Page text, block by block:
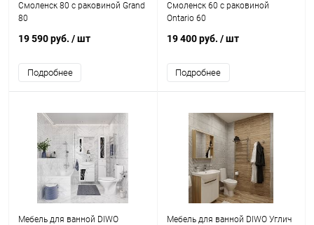
Смоленск 80 с раковиной Grand
80
19 590 руб. / шт
Подробнее
Смоленск 60 с раковиной
Ontariо 60
19 400 руб. / шт
Подробнее
Мебель для ванной DIWO
Мебель для ванной DIWO Углич